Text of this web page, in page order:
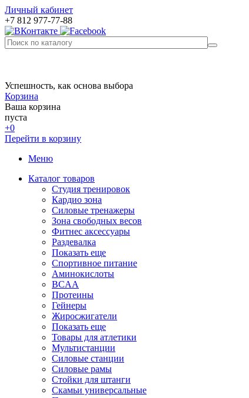
Личный кабинет
+7 812 977-77-88
Успешность, как основа выбора
Корзина
Ваша корзина
пуста
+0
Перейти в корзину
Меню
Каталог товаров
Студия тренировок
Кардио зона
Силовые тренажеры
Зона свободных весов
Фитнес аксессуары
Раздевалка
Показать еще
Спортивное питание
Аминокислоты
BCAA
Протеины
Гейнеры
Жиросжигатели
Показать еще
Товары для атлетики
Мультистанции
Силовые станции
Силовые рамы
Стойки для штанги
Скамьи универсальные